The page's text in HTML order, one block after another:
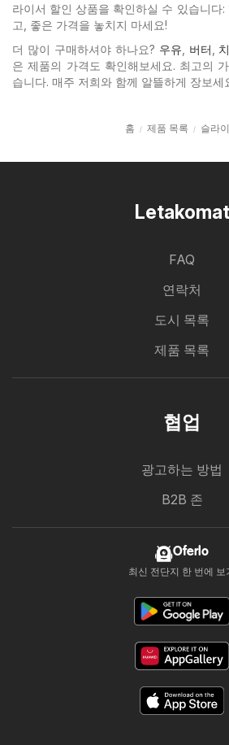
라이서 할인 상품을 확인하실 수 있습니다
고, 좋은 가격을 놓치지 마세요!
더 많이 구매하셔야 하나요? 우유 버터
은 제품의 가격도 확인해보세요. 최고의
습니다. 매주 저희와 함께 알뜰하게 장보세
홈 제품 목록 슬라
Letakomat
FAQ
연락처
도시 목록
제품 목록
협업
광고하는 방법
B2B 존
Oferlo
최신 전단지 한 번에 보